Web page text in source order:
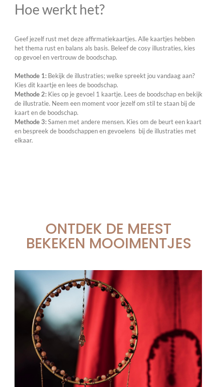
Hoe werkt het?
Geef jezelf rust met deze affirmatiekaartjes. Alle kaartjes hebben
het thema rust en balans als basis. Beleef de cosy illustraties, kies
op gevoel en vertrouw de boodschap.
Methode 1: Bekijk de illustraties; welke spreekt jou vandaag aan?
Kies dit kaartje en lees de boodschap.
Methode 2: Kies op je gevoel 1 kaartje. Lees de boodschap en bekijk
de illustratie. Neem een moment voor jezelf om stil te staan bij de
kaart en de boodschap.
Methode 3:Samen met andere mensen. Kies om de beurt een kaart
en bespreek de boodschappen en gevoelens bij de illustraties met
elkaar.
ONTDEK DE MEEST
BEKEKEN MOOIMENTJES